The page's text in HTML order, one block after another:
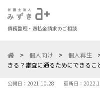
債務整理・過払金請求のご相談
> 個人向け > 個人再生
きる？審査に通るためにできるこ
公開日：2021.10.28 更新日：